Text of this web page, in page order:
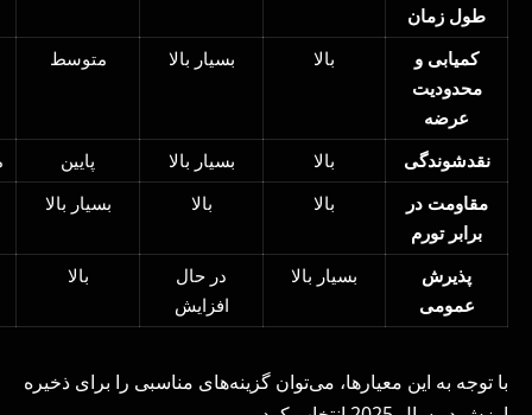
طول زمان
کمیابی و
محدودیت
عرضه
بالا بسیار بالا متوسط
نقدشوندگی بالا بسیار بالا پایین
مقاومت در
برابر تورم
بالا بالا بسیار بالا
پذیرش
عمومی
بسیار بالا
در حال
افزایش
بالا
با توجه به این معیارها، می‌توان گزینه‌های مناسبی را برای ذخیره